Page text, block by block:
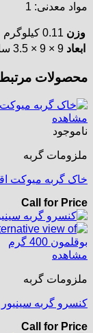
مواد معدنی: 1
وزن 0.11 کیلوگرم
ابعاد 9 × 9 × 3.5 سانتیمتر
محصولات
مشاهده
ناموجود
ملزومات گربه
خاک گربه میوکت اقتصادی
Call for Price
مشاهده
ملزومات گربه
کنسرو گربه سینیور
Call for Price